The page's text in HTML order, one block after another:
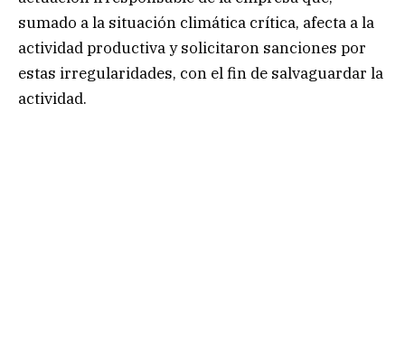
sumado a la situación climática crítica, afecta a la
actividad productiva y solicitaron sanciones por
estas irregularidades, con el fin de salvaguardar la
actividad.